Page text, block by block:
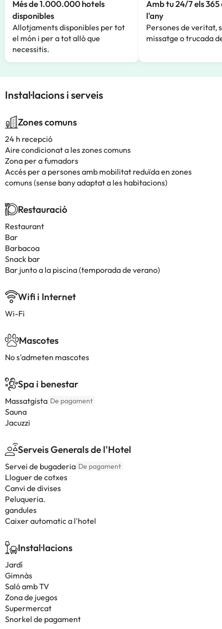
Més de 1.000.000 hotels
disponibles
Allotjaments disponibles per tot
el món i per a tot allò que
necessitis.
Amb tu 24/7 els 365
l'any
Persones de veritat,
missatge o trucada
Instal·lacions i serveis
Zones comuns
24 h recepció
Aire condicionat a les zones comuns
Zona per a fumadors
Accés per a persones amb mobilitat reduïda en zones
comuns (sense bany adaptat a les habitacions)
Restauració
Restaurant
Bar
Barbacoa
Snack bar
Bar junto a la piscina (temporada de verano)
Wifi i Internet
Wi-Fi
Mascotes
No s'admeten mascotes
Spa i benestar
Massatgista De pagament
Sauna
Jacuzzi
Serveis Generals de l'Hotel
Servei de bugaderia De pagament
Lloguer de cotxes
Canvi de divises
Peluqueria.
gandules
Caixer automatic a l'hotel
Instal·lacions
Jardí
Gimnàs
Saló amb TV
Zona de juegos
Supermercat
Snorkel de pagament